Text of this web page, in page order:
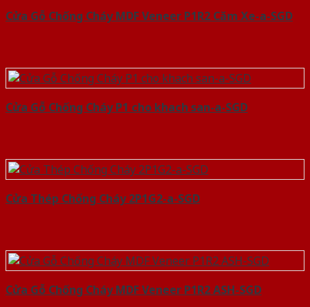
Cửa Gỗ Chống Cháy MDF Veneer P1R2 Căm Xe-a-SGD
Cửa Gỗ Chống Cháy P1 cho khach san-a-SGD
Cửa Thép Chống Cháy 2P1G2-a-SGD
Cửa Gỗ Chống Cháy MDF Veneer P1R2 ASH-SGD